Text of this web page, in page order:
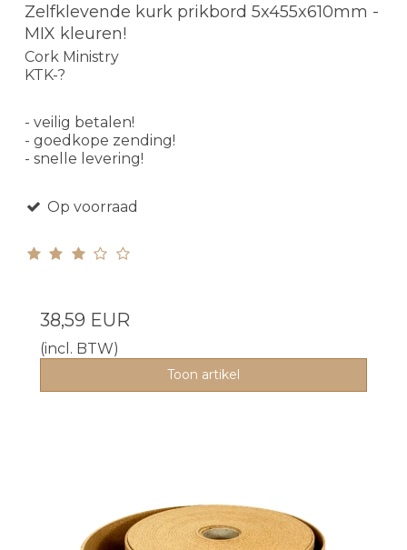
Zelfklevende kurk prikbord 5x455x610mm -
MIX kleuren!
Cork Ministry
KTK-?
- veilig betalen!
- goedkope zending!
- snelle levering!
Op voorraad
38,59 EUR
(incl. BTW)
Toon artikel